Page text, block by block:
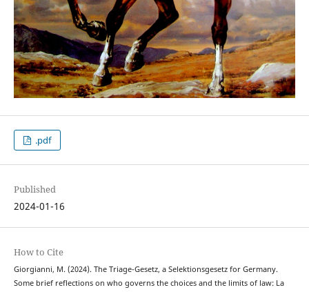
.pdf
Published
2024-01-16
How to Cite
Giorgianni, M. (2024). The Triage-Gesetz, a Selektionsgesetz for Germany.
Some brief reflections on who governs the choices and the limits of law: La